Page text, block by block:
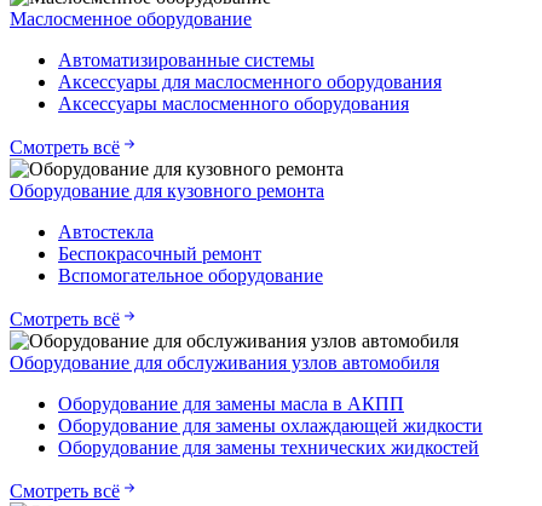
Маслосменное оборудование
Автоматизированные системы
Аксессуары для маслосменного оборудования
Аксессуары маслосменного оборудования
Смотреть всё
Оборудование для кузовного ремонта
Автостекла
Беспокрасочный ремонт
Вспомогательное оборудование
Смотреть всё
Оборудование для обслуживания узлов автомобиля
Оборудование для замены масла в АКПП
Оборудование для замены охлаждающей жидкости
Оборудование для замены технических жидкостей
Смотреть всё